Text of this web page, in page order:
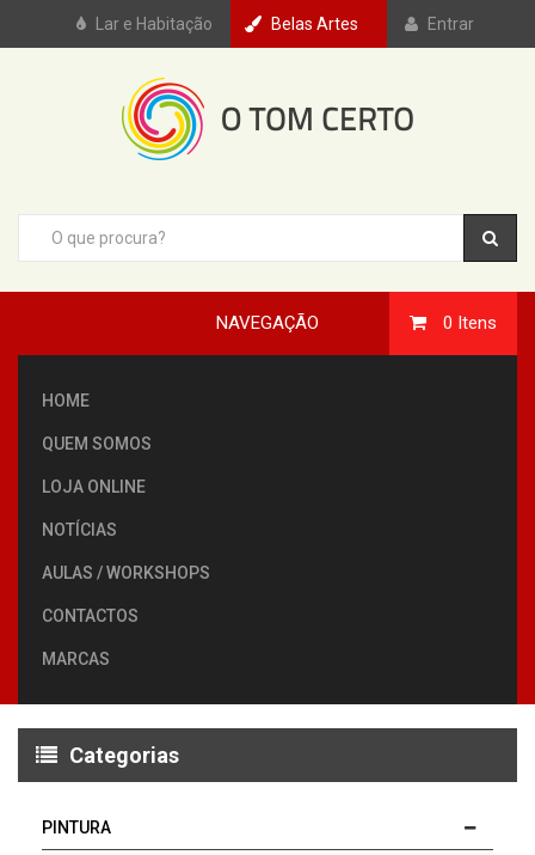
Lar e Habitação Belas Artes Entrar
0 Itens
NAVEGAÇÃO
HOME
QUEM SOMOS
LOJA ONLINE
NOTÍCIAS
AULAS / WORKSHOPS
CONTACTOS
MARCAS
Categorias
PINTURA